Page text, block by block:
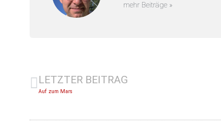
mehr Beiträge »
LETZTER BEITRAG
Auf zum Mars